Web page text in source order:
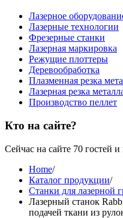
Лазерное
Лазерные технологии
Фрезерные станки
Лазерная маркировка
Режущие плоттеры
Деревообработка
Плазменная резка
Лазерная резка
Производство пеллет
Кто на сайте?
Сейчас на сайте 70 гостей и
Home/
Каталог продукции/
Станки для лазерной
Лазерный станок
подачей ткани из